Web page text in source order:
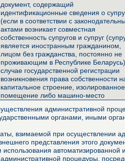
документ, содержащий
идентификационные сведения о
(если в соответствии с
актами возникает совместная
собственность супругов и супруг
является иностранным гражданином,
лицом без гражданства, постоянно не
проживающим в Республике
случае государственной регистрации
возникновения права собственности
капитальное строение, изолированное
помещение либо машино-место
административной
органами, иными
взимаемой при осуществлении
представления этого
процедуры,